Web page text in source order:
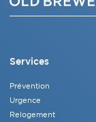
Services
Prévention
Urgence
Relogement